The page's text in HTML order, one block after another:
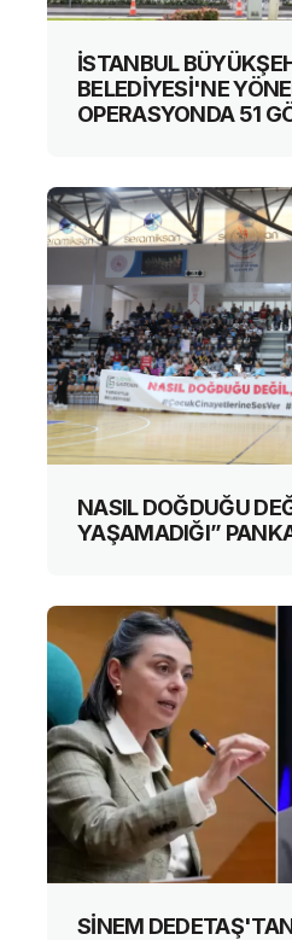
İSTANBUL
BELEDİYESİ'NE
OPERASYONDA 51
NASIL DOĞDUĞU
YAŞAMADIĞI”
SİNEM